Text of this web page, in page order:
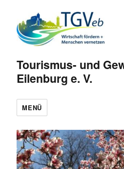
Tourismus- und
Eilenburg e. V.
MENÜ